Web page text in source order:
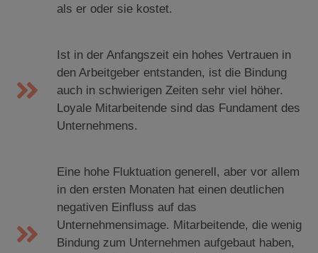
als er oder sie kostet.
Ist in der Anfangszeit ein hohes Vertrauen in
den Arbeitgeber entstanden, ist die Bindung
auch in schwierigen Zeiten sehr viel höher.
Loyale Mitarbeitende sind das Fundament des
Unternehmens.
Eine hohe Fluktuation generell, aber vor allem
in den ersten Monaten hat einen deutlichen
negativen Einfluss auf das
Unternehmensimage. Mitarbeitende, die wenig
Bindung zum Unternehmen aufgebaut haben,